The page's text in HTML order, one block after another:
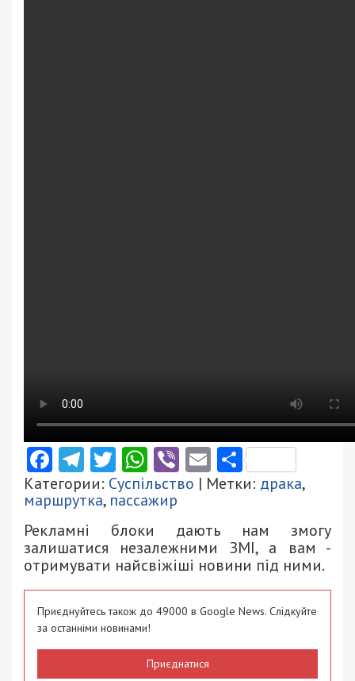
Facebook
Telegram
Twitter
WhatsApp
ViberEmail
Категории: Суспільство | Метки: драка,
маршрутка, пассажир
Рекламні блоки дають нам змогу
залишатися незалежними ЗМІ, а вам -
отримувати найсвіжіші новини під ними.
Приєднуйтесь також до 49000 в Google News. Слідкуйте
за останніми новинами!
Приєднатися